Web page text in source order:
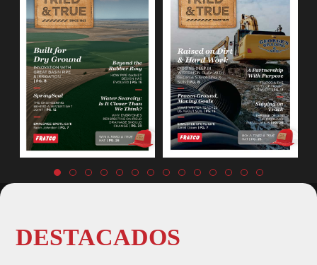
DESTACADOS